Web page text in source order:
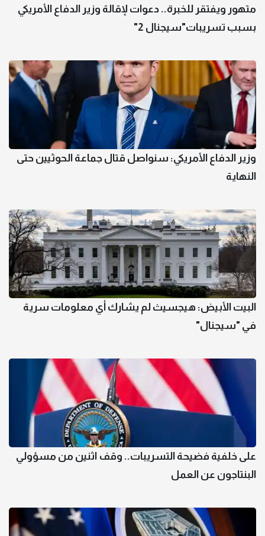
متهور ويفتقر للخبرة.. دعوات لإقالة وزير الدفاع الأمريكي
بسبب تسريبات"سيجنال 2"
وزير الدفاع الأمريكي: سنواصل قتال جماعة الحوثيين حتى
النهاية
البيت الأبيض: هيجسيث لم يشارك أي معلومات سرية
في "سيجنال"
على خلفية فضيحة التسريبات.. وقف اثنين من مسؤولي
البنتاجون عن العمل